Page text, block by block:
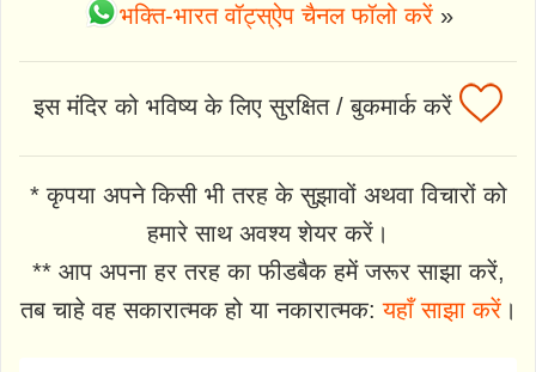
भक्ति-भारत वॉट्स्ऐप चैनल फॉलो करें»
इस मंदिर को भविष्य के लिए सुरक्षित / बुकमार्क करें
* कृपया अपने किसी भी तरह के सुझावों अथवा विचारों को
हमारे साथ अवश्य शेयर करें।
** आप अपना हर तरह का फीडबैक हमें जरूर साझा करें,
तब चाहे वह सकारात्मक हो या नकारात्मक:यहाँ साझा करें।